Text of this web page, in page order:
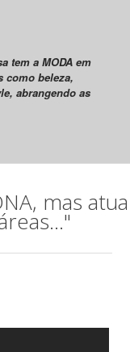
tem a MODA em
como beleza,
abrangendo as
mas atua